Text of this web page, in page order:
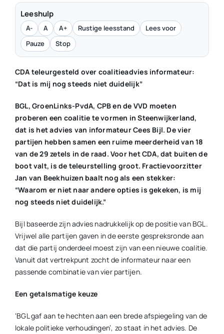
Leeshulp
A- A A+ Rustige leesstand
Lees voor
Pauze
Stop
CDA teleurgesteld over coalitieadvies informateur:
“Dat is mij nog steeds niet duidelijk”
BGL, GroenLinks-PvdA, CPB en de VVD moeten
proberen een coalitie te vormen in Steenwijkerland,
dat is het advies van informateur Cees Bijl. De vier
partijen hebben samen een ruime meerderheid van 18
van de 29 zetels in de raad. Voor het CDA, dat buiten de
boot valt, is de teleurstelling groot. Fractievoorzitter
Jan van Beekhuizen baalt nog als een stekker:
“Waarom er niet naar andere opties is gekeken, is mij
nog steeds niet duidelijk.”
Bijl baseerde zijn advies nadrukkelijk op de positie van BGL.
Vrijwel alle partijen gaven in de eerste gespreksronde aan
dat die partij onderdeel moest zijn van een nieuwe coalitie.
Vanuit dat vertrekpunt zocht de informateur naar een
passende combinatie van vier partijen.
Een getalsmatige keuze
‘BGL gaf aan te hechten aan een brede afspiegeling van de
lokale politieke verhoudingen’, zo staat in het advies. De